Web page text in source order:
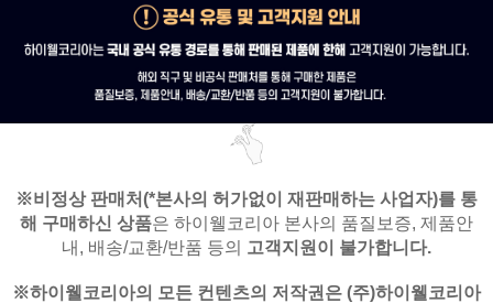
※비정상 판매처(*본사의 허가없이 재판매하는 사업자)를 통
해 구매하신 상품은 하이웰코리아 본사의 품질보증, 제품안
내, 배송/교환/반품 등의 고객지원이 불가합니다.
※하이웰코리아의 모든 컨텐츠의 저작권은 (주)하이웰코리아